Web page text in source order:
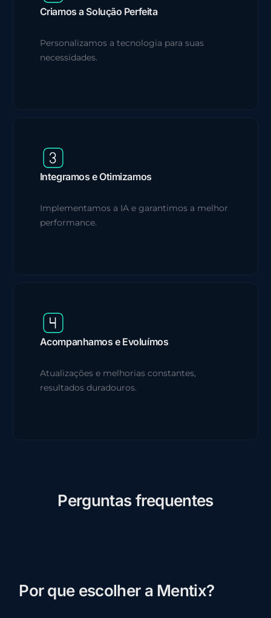
Criamos a Solução Perfeita
Personalizamos a tecnologia para suas
necessidades.
Integramos e Otimizamos
Implementamos a IA e garantimos a melhor
performance.
Acompanhamos e Evoluímos
Atualizações e melhorias constantes,
resultados duradouros.
Perguntas frequentes
Por que escolher a Mentix?